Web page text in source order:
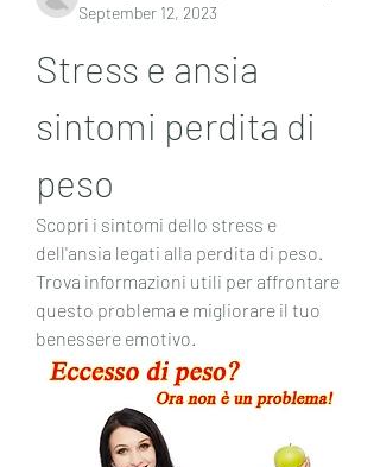
September 12, 2023
Stress e ansia
sintomi perdita di
peso
Scopri i sintomi dello stress e
dell'ansia legati alla perdita di peso.
Trova informazioni utili per affrontare
questo problema e migliorare il tuo
benessere emotivo.